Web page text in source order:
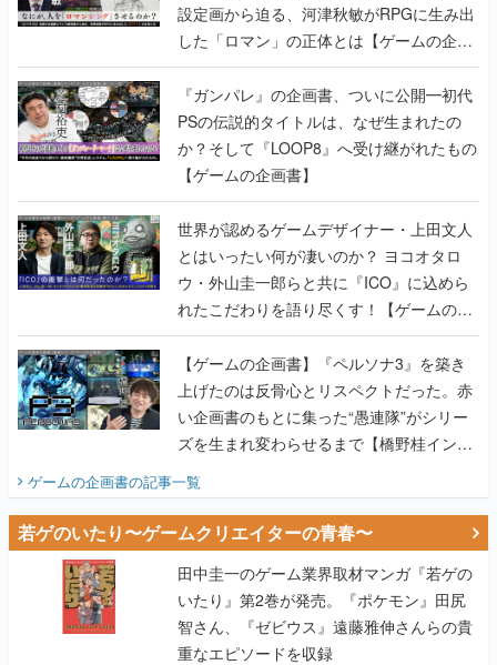
設定画から迫る、河津秋敏がRPGに生み出
した「ロマン」の正体とは【ゲームの企画
書】
『ガンパレ』の企画書、ついに公開━初代
PSの伝説的タイトルは、なぜ生まれたの
か？そして『LOOP8』へ受け継がれたもの
【ゲームの企画書】
世界が認めるゲームデザイナー・上田文人
とはいったい何が凄いのか？ ヨコオタロ
ウ・外山圭一郎らと共に『ICO』に込めら
れたこだわりを語り尽くす！【ゲームの企
画書】
【ゲームの企画書】『ペルソナ3』を築き
上げたのは反骨心とリスペクトだった。赤
い企画書のもとに集った“愚連隊”がシリー
ズを生まれ変わらせるまで【橋野桂インタ
ゲームの企画書の記事一覧
若ゲのいたり〜ゲームクリエイターの青春〜
田中圭一のゲーム業界取材マンガ『若ゲの
いたり』第2巻が発売。『ポケモン』田尻
智さん、『ゼビウス』遠藤雅伸さんらの貴
重なエピソードを収録